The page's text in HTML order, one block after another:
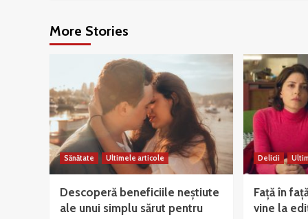
More Stories
Sănătate Ultimele articole
Descoperă beneficiile neștiute
ale unui simplu sărut pentru
Delicii
Față în
vine la